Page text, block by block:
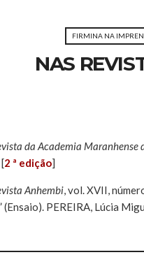
FIRMINA NA
NAS
da Academia Maranhense
2 ª edição]
Anhembi, vol. XVII,
(Ensaio). PEREIRA, Lúcia